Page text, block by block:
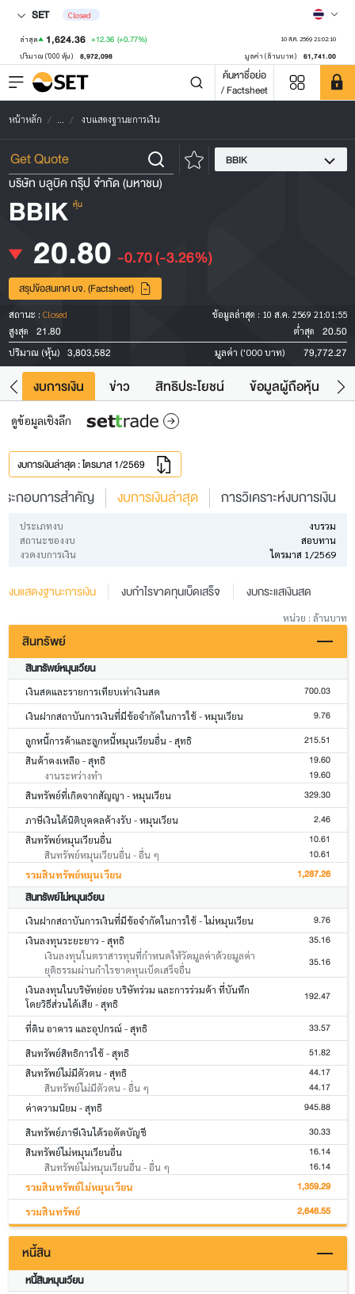
SET Closed
ล่าสุด 1,624.36 +12.36 (+0.77%) 10 ส.ค. 2569 21:02:10
ปริมาณ ('000 หุ้น) 8,972,098 มูลค่า (ล้านบาท) 61,741.00
ค้นหาชื่อย่อ
/ Factsheet
หน้าหลัก ... งบแสดงฐานะการเงิน
BBIK
บริษัท บลูบิค กรุ๊ป จำกัด (มหาชน)
BBIK หุ้น
20.80 -0.70(-3.26%)
สรุปข้อสนเทศ บจ. (Factsheet)
สถานะ : Closed ข้อมูลล่าสุด : 10 ส.ค. 2569 21:01:55
สูงสุด
21.80 ต่ำสุด 20.50
ปริมาณ (หุ้น) 3,803,582 มูลค่า ('000 บาท) 79,772.27
งบการเงิน ข่าว สิทธิประโยชน์ ข้อมูลผู้ถือหุ้น
ดูข้อมูลเชิงลึก
งบการเงินล่าสุด : ไตรมาส 1/2569
ะกอบการสำคัญ งบการเงินล่าสุด การวิเคราะห์งบการเงิน
ประเภทงบ
งบรวม
สถานะของงบ
สอบทาน
งวดงบการเงิน
ไตรมาส 1/2569
งบแสดงฐานะการเงิน งบกำไรขาดทุนเบ็ดเสร็จ งบกระแสเงินสด
หน่วย : ล้านบาท
สินทรัพย์
สินทรัพย์หมุนเวียน
เงินสดและรายการเทียบเท่าเงินสด 700.03
เงินฝากสถาบันการเงินที่มีข้อจำกัดในการใช้ - หมุนเวียน 9.76
ลูกหนี้การค้าและลูกหนี้หมุนเวียนอื่น - สุทธิ 215.51
สินค้าคงเหลือ - สุทธิ 19.60
งานระหว่างทำ 19.60
สินทรัพย์ที่เกิดจากสัญญา - หมุนเวียน 329.30
ภาษีเงินได้นิติบุคคลค้างรับ - หมุนเวียน 2.46
สินทรัพย์หมุนเวียนอื่น 10.61
สินทรัพย์หมุนเวียนอื่น - อื่น ๆ 10.61
รวมสินทรัพย์หมุนเวียน 1,287.26
สินทรัพย์ไม่หมุนเวียน
เงินฝากสถาบันการเงินที่มีข้อจำกัดในการใช้ - ไม่หมุนเวียน 9.76
เงินลงทุนระยะยาว - สุทธิ 35.16
เงินลงทุนในตราสารทุนที่กำหนดให้วัดมูลค่าด้วยมูลค่า
ยุติธรรมผ่านกำไรขาดทุนเบ็ดเสร็จอื่น
35.16
เงินลงทุนในบริษัทย่อย บริษัทร่วม และการร่วมค้า ที่บันทึก
โดยวิธีส่วนได้เสีย - สุทธิ
192.47
ที่ดิน อาคาร และอุปกรณ์ - สุทธิ 33.57
สินทรัพย์สิทธิการใช้ - สุทธิ 51.82
สินทรัพย์ไม่มีตัวตน - สุทธิ 44.17
สินทรัพย์ไม่มีตัวตน - อื่น ๆ 44.17
ค่าความนิยม - สุทธิ 945.88
สินทรัพย์ภาษีเงินได้รอตัดบัญชี 30.33
สินทรัพย์ไม่หมุนเวียนอื่น 16.14
สินทรัพย์ไม่หมุนเวียนอื่น - อื่น ๆ 16.14
รวมสินทรัพย์ไม่หมุนเวียน 1,359.29
รวมสินทรัพย์ 2,646.55
หนี้สิน
หนี้สินหมุนเวียน